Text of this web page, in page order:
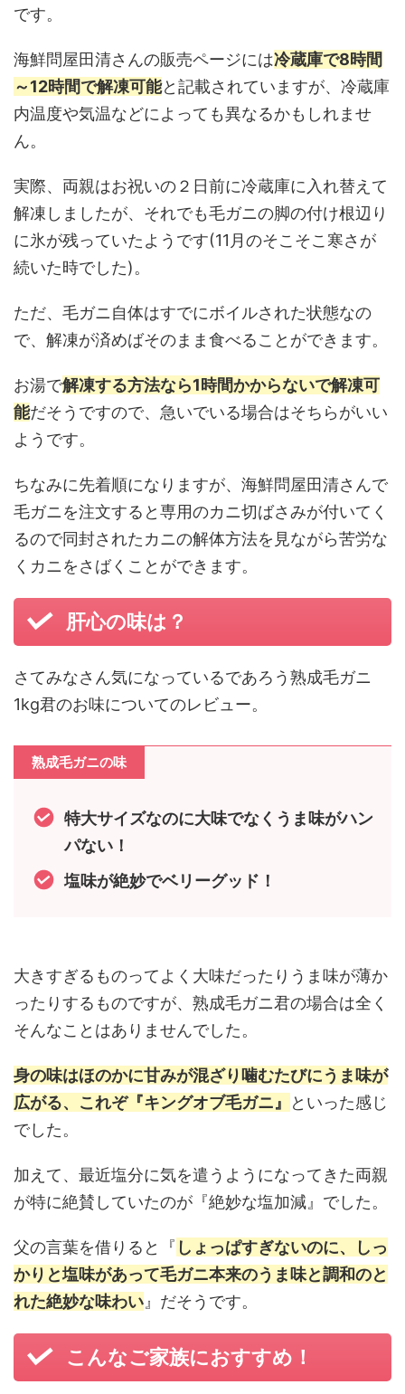
です。
海鮮問屋田清さんの販売ページには冷蔵庫で8時間
～12時間で解凍可能と記載されていますが、冷蔵庫
内温度や気温などによっても異なるかもしれませ
ん。
実際、両親はお祝いの２日前に冷蔵庫に入れ替えて
解凍しましたが、それでも毛ガニの脚の付け根辺り
に氷が残っていたようです(11月のそこそこ寒さが
続いた時でした)。
ただ、毛ガニ自体はすでにボイルされた状態なの
で、解凍が済めばそのまま食べることができます。
お湯で解凍する方法なら1時間かからないで解凍可
能だそうですので、急いでいる場合はそちらがいい
ようです。
ちなみに先着順になりますが、海鮮問屋田清さんで
毛ガニを注文すると専用のカニ切ばさみが付いてく
るので同封されたカニの解体方法を見ながら苦労な
くカニをさばくことができます。
肝心の味は？
さてみなさん気になっているであろう熟成毛ガニ
1kg君のお味についてのレビュー。
熟成毛ガニの味
特大サイズなのに大味でなくうま味がハン
パない！
塩味が絶妙でベリーグッド！
大きすぎるものってよく大味だったりうま味が薄か
ったりするものですが、熟成毛ガニ君の場合は全く
そんなことはありませんでした。
身の味はほのかに甘みが混ざり噛むたびにうま味が
広がる、これぞ『キングオブ毛ガニ』
といった感じ
でした。
加えて、最近塩分に気を遣うようになってきた両親
が特に絶賛していたのが『絶妙な塩加減』でした。
父の言葉を借りると『 しょっぱすぎないのに、しっ
かりと塩味があって毛ガニ本来のうま味と調和のと
れた絶妙な味わい 』だそうです。
こんなご家族におすすめ！